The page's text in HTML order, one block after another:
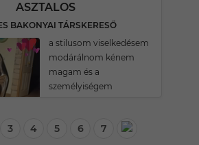
ASZTALOS
BAKONYAI TÁRSKERESŐ
a stilusom viselkedésem
modárálnom kénem
magam és a
személyiségem
3 4 5 6 7